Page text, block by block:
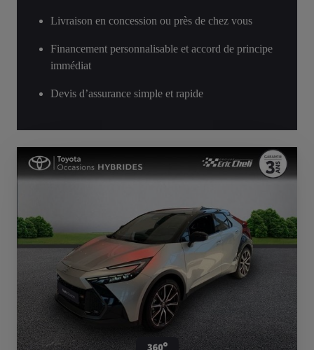
Livraison en concession ou près de chez vous
Financement personnalisable et accord de principe
immédiat
Devis d’assurance simple et rapide